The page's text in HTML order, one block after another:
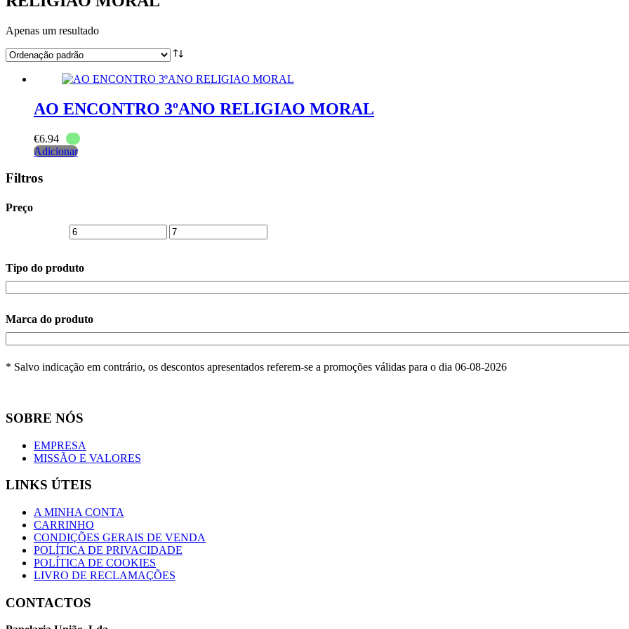
Apenas um resultado
AO ENCONTRO 3ºANO RELIGIAO MORAL
€6.94
Adicionar
Filtros
Preço
Tipo do produto
Marca do produto
* Salvo indicação em contrário, os descontos apresentados referem-se a promoções válidas para o dia 06-08-2026
SOBRE NÓS
EMPRESA
MISSÃO E VALORES
LINKS ÚTEIS
A MINHA CONTA
CARRINHO
CONDIÇÕES GERAIS DE VENDA
POLÍTICA DE PRIVACIDADE
POLÍTICA DE COOKIES
LIVRO DE RECLAMAÇÕES
CONTACTOS